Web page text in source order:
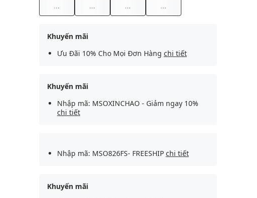
... ... ... ...
Khuyến mãi
Ưu Đãi 10% Cho Mọi Đơn Hàng chi tiết
Khuyến mãi
Nhập mã: MSOXINCHAO - Giảm ngay 10%
chi tiết
Nhập mã: MSO826FS- FREESHIP chi tiết
Khuyến mãi